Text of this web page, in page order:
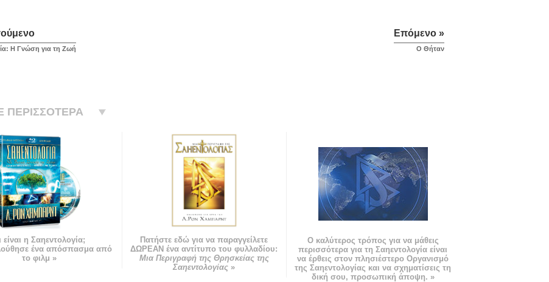
Η Γνώση για τη Ζωή
Επόμενο »
O Θήταν
ΠΕΡΙΣΣΟΤΕΡΑ
είναι η Σαηεντολογία;
ένα απόσπασμα από
το φιλμ »
Πατήστε εδώ για να παραγγείλετε
ΔΩΡΕΑΝ ένα αντίτυπο του φυλλαδίου:
Μια Περιγραφή της Θρησκείας της
Σαηεντολογίας »
Ο καλύτερος τρόπος για να μάθεις
περισσότερα για τη Σαηεντολογία είναι
να έρθεις στον πλησιέστερο Οργανισμό
της Σαηεντολογίας και να σχηματίσεις τη
δική σου, προσωπική άποψη. »